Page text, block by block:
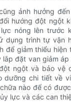
ảnh hưởng
hướng đột ngột
nóng lên trước
dụng trình tự vận
để giảm thiểu
lắp đặt van giảm
ngột và bảo vệ
dưỡng chi tiết về
nào để có
lực và các can